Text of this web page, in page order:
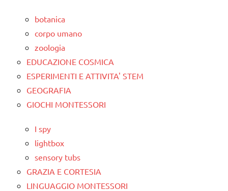
botanica
corpo umano
zoologia
EDUCAZIONE COSMICA
ESPERIMENTI E ATTIVITA' STEM
GEOGRAFIA
GIOCHI MONTESSORI
I spy
lightbox
sensory tubs
GRAZIA E CORTESIA
LINGUAGGIO MONTESSORI